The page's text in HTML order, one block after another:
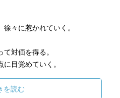
々に惹かれていく。
対価を得る。
目覚めていく。
を読む